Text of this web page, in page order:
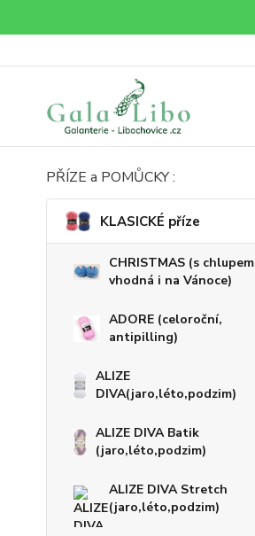
PŘÍZE a POMŮCKY :
KLASICKÉ příze
CHRISTMAS (s chlupem
vhodná i na Vánoce)
ADORE (celoroční,
antipilling)
ALIZE
DIVA(jaro,léto,podzim)
ALIZE DIVA Batik
(jaro,léto,podzim)
ALIZE DIVA Stretch
(jaro,léto,podzim)